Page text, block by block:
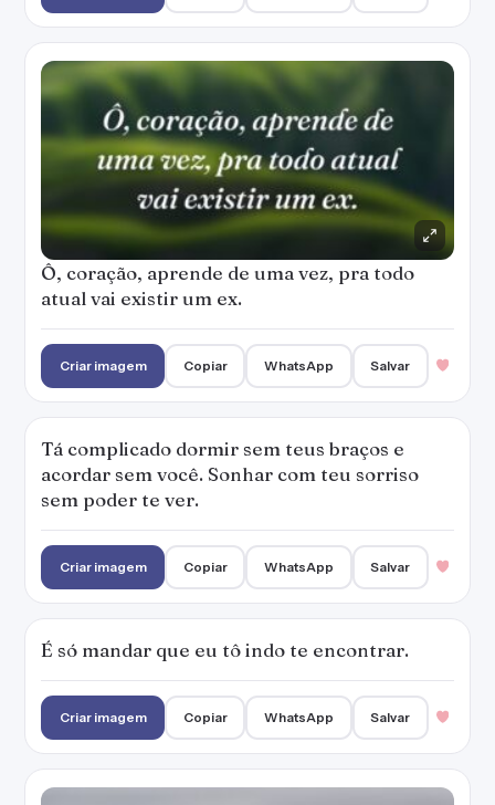
Ô, coração, aprende de uma vez, pra todo
atual vai existir um ex.
Criar imagem Copiar WhatsApp Salvar
Tá complicado dormir sem teus braços e
acordar sem você. Sonhar com teu sorriso
sem poder te ver.
Criar imagem Copiar WhatsApp Salvar
É só mandar que eu tô indo te encontrar.
Criar imagem Copiar WhatsApp Salvar